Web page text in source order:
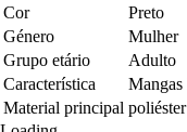
Cor
Preto
Género
Mulher
Grupo etário
Adulto
Característica
Mangas
Material principal poliéster